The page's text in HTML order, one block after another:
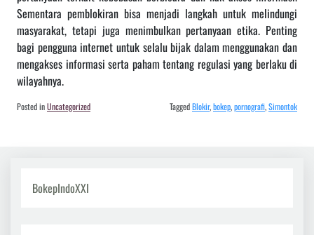
Sementara pemblokiran bisa menjadi langkah untuk melindungi
masyarakat, tetapi juga menimbulkan pertanyaan etika. Penting
bagi pengguna internet untuk selalu bijak dalam menggunakan dan
mengakses informasi serta paham tentang regulasi yang berlaku di
wilayahnya.
Posted inUncategorized TaggedBlokir,bokep,pornografi,Simontok
BokepIndoXXI